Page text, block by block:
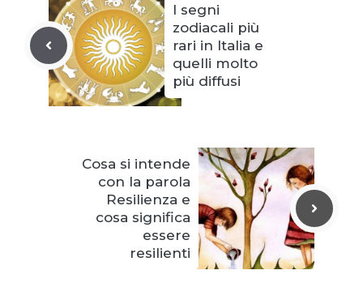
I segni
zodiacali più
rari in Italia e
quelli molto
più diffusi
Cosa si intende
con la parola
Resilienza e
cosa significa
essere
resilienti